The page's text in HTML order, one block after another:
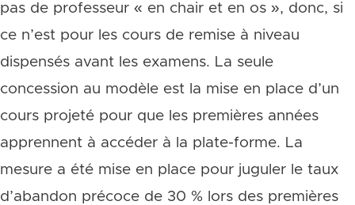
pas de professeur « en chair et en os », donc, si
ce n’est pour les cours de remise à niveau
dispensés avant les examens. La seule
concession au modèle est la mise en place d’un
cours projeté pour que les premières années
apprennent à accéder à la plate-forme. La
mesure a été mise en place pour juguler le taux
d’abandon précoce de 30 % lors des premières